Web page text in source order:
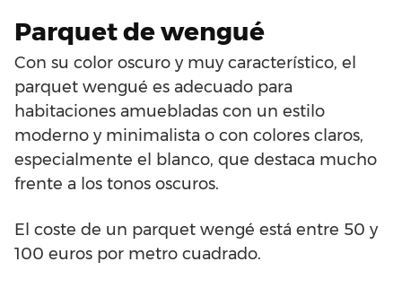
Parquet de wengué
Con su color oscuro y muy característico, el
parquet wengué es adecuado para
habitaciones amuebladas con un estilo
moderno y minimalista o con colores claros,
especialmente el blanco, que destaca mucho
frente a los tonos oscuros.
El coste de un parquet wengé está entre 50 y
100 euros por metro cuadrado.